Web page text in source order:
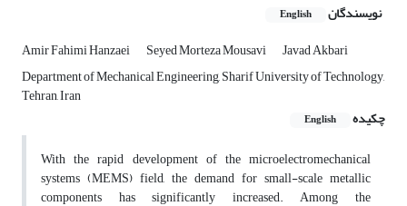
نویسندگان English
Amir Fahimi Hanzaei Seyed Morteza Mousavi
Javad Akbari
Department of Mechanical Engineering, Sharif University of Technology,
Tehran, Iran
چکیده
English
With the rapid development of the microelectromechanical
systems (MEMS) field, the demand for small-scale metallic
components has significantly increased. Among the